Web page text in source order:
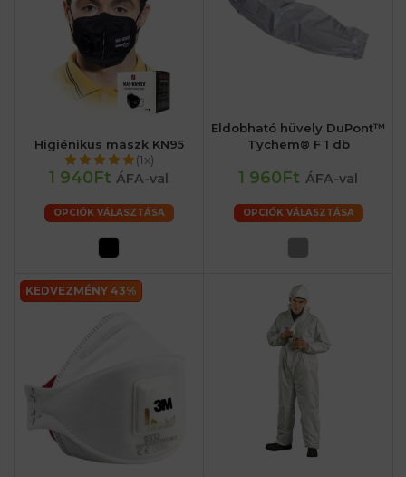
Higiénikus maszk KN95
(1x)
1 940Ft ÁFA-val
OPCIÓK VÁLASZTÁSA
Eldobható hüvely DuPont™
Tychem® F 1 db
1 960Ft ÁFA-val
OPCIÓK VÁLASZTÁSA
KEDVEZMÉNY 43%